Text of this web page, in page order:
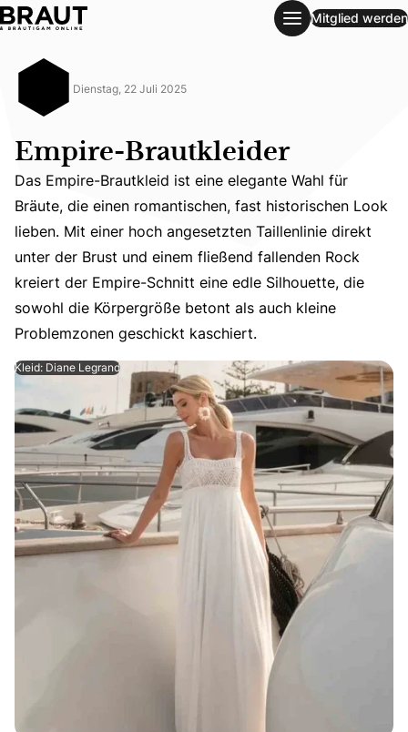
Mitglied werden
Dienstag, 22 Juli 2025
Empire-Brautkleider
Das Empire-Brautkleid ist eine elegante Wahl für
Das Empire-Brautkleid ist eine elegante Wahl für
Bräute, die einen romantischen, fast historischen Look
lieben. Mit einer hoch angesetzten Taillenlinie direkt
unter der Brust und einem fließend fallenden Rock
kreiert der Empire-Schnitt eine edle Silhouette, die
sowohl die Körpergröße betont als auch kleine
Problemzonen geschickt kaschiert.
Kleid: Diane Legrand